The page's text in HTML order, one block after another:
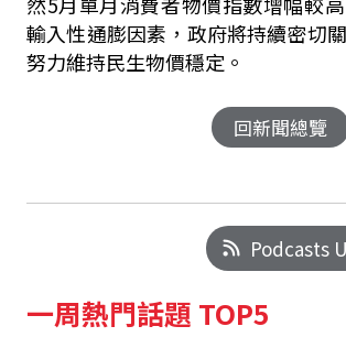
輸入性通膨因素，政府將持續密切
努力維持民生物價穩定。
回新聞總覽
Podcasts
一周熱門話題 TOP5